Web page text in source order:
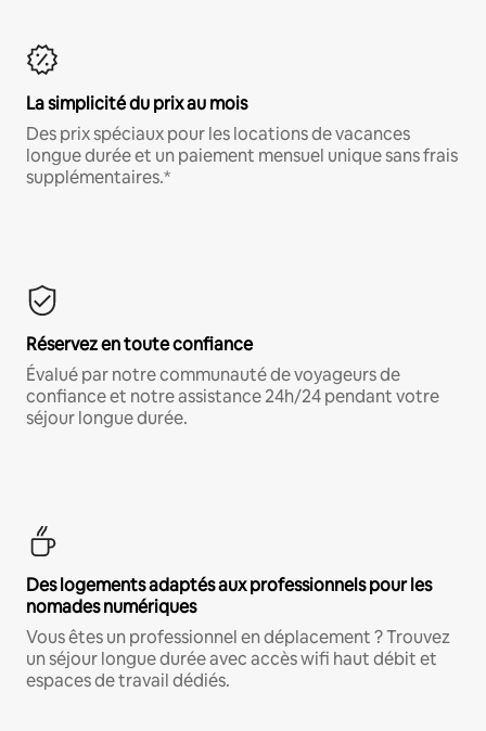
La simplicité du prix au mois
Des prix spéciaux pour les locations de vacances
longue durée et un paiement mensuel unique sans frais
supplémentaires.*
Réservez en toute confiance
Évalué par notre communauté de voyageurs de
confiance et notre assistance 24h/24 pendant votre
séjour longue durée.
Des logements adaptés aux professionnels pour les
nomades numériques
Vous êtes un professionnel en déplacement ? Trouvez
un séjour longue durée avec accès wifi haut débit et
espaces de travail dédiés.